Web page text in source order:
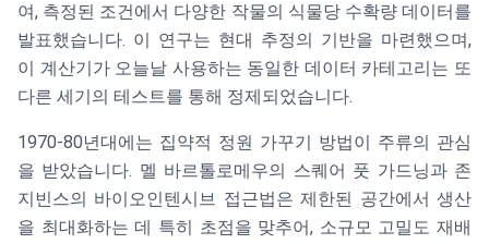
여, 측정된 조건에서 다양한 작물의 식물당 수확량 데이터를
발표했습니다. 이 연구는 현대 추정의 기반을 마련했으며,
이 계산기가 오늘날 사용하는 동일한 데이터 카테고리는 또
다른 세기의 테스트를 통해 정제되었습니다.
1970-80년대에는 집약적 정원 가꾸기 방법이 주류의 관심
을 받았습니다. 멜 바르톨로메우의 스퀘어 풋 가드닝과 존
지빈스의 바이오인텐시브 접근법은 제한된 공간에서 생산
을 최대화하는 데 특히 초점을 맞추어, 소규모 고밀도 재배